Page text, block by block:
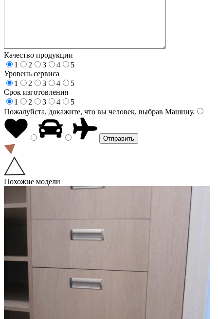
Качество продукции
1
2 3 4
5
Уровень сервиса
1
2 3 4
5
Срок изготовления
1
2 3 4
5
Пожалуйста, докажите, что вы человек, выбрав Машину.
Похожие модели